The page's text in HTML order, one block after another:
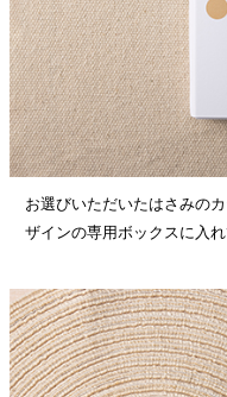
お選びいただいたはさみの
ザインの専用ボックスに入れ